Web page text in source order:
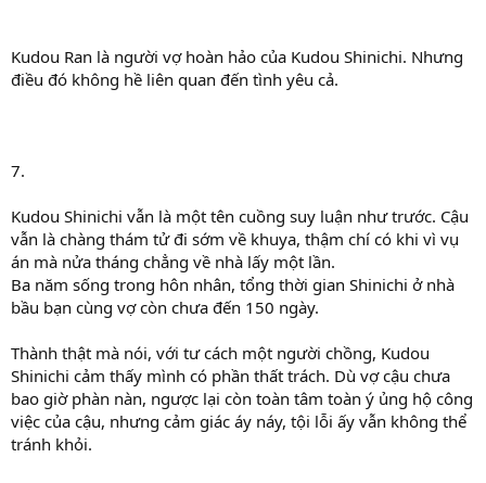
Kudou Ran là người vợ hoàn hảo của Kudou Shinichi. Nhưng
điều đó không hề liên quan đến tình yêu cả.
7.
Kudou Shinichi vẫn là một tên cuồng suy luận như trước. Cậu
vẫn là chàng thám tử đi sớm về khuya, thậm chí có khi vì vụ
án mà nửa tháng chẳng về nhà lấy một lần.
Ba năm sống trong hôn nhân, tổng thời gian Shinichi ở nhà
bầu bạn cùng vợ còn chưa đến 150 ngày.
Thành thật mà nói, với tư cách một người chồng, Kudou
Shinichi cảm thấy mình có phần thất trách. Dù vợ cậu chưa
bao giờ phàn nàn, ngược lại còn toàn tâm toàn ý ủng hộ công
việc của cậu, nhưng cảm giác áy náy, tội lỗi ấy vẫn không thể
tránh khỏi.